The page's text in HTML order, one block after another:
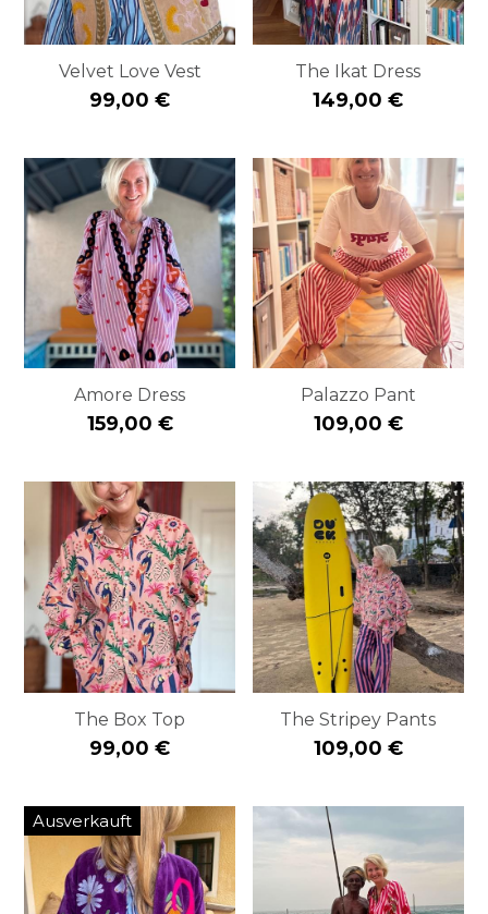
Velvet Love Vest
99,00 €
The Ikat Dress
149,00 €
Amore Dress
159,00 €
Palazzo Pant
109,00 €
The Box Top
99,00 €
The Stripey Pants
109,00 €
Ausverkauft